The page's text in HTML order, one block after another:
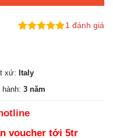
1 đánh giá
xứ: Italy
hành: 3 năm
voucher tới 5tr